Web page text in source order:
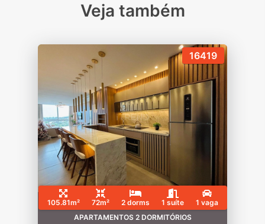
Veja também
16419
105.81m² 72m² 2 dorms 1 suíte
1 vaga
APARTAMENTOS 2 DORMITÓRIOS